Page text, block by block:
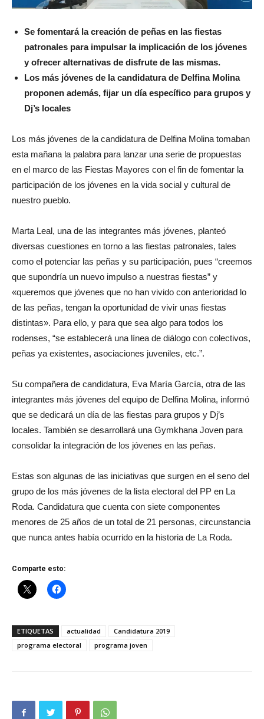
Se fomentará la creación de peñas en las fiestas
patronales para impulsar la implicación de los jóvenes
y ofrecer alternativas de disfrute de las mismas.
Los más jóvenes de la candidatura de Delfina Molina
proponen además, fijar un día específico para grupos y
Dj’s locales
Los más jóvenes de la candidatura de Delfina Molina tomaban
esta mañana la palabra para lanzar una serie de propuestas
en el marco de las Fiestas Mayores con el fin de fomentar la
participación de los jóvenes en la vida social y cultural de
nuestro pueblo.
Marta Leal, una de las integrantes más jóvenes, planteó
diversas cuestiones en torno a las fiestas patronales, tales
como el potenciar las peñas y su participación, pues “creemos
que supondría un nuevo impulso a nuestras fiestas” y
«queremos que jóvenes que no han vivido con anterioridad lo
de las peñas, tengan la oportunidad de vivir unas fiestas
distintas». Para ello, y para que sea algo para todos los
rodenses, “se establecerá una línea de diálogo con colectivos,
peñas ya existentes, asociaciones juveniles, etc.”.
Su compañera de candidatura, Eva María García, otra de las
integrantes más jóvenes del equipo de Delfina Molina, informó
que se dedicará un día de las fiestas para grupos y Dj’s
locales. También se desarrollará una Gymkhana Joven para
consolidar la integración de los jóvenes en las peñas.
Estas son algunas de las iniciativas que surgen en el seno del
grupo de los más jóvenes de la lista electoral del PP en La
Roda. Candidatura que cuenta con siete componentes
menores de 25 años de un total de 21 personas, circunstancia
que nunca antes había ocurrido en la historia de La Roda.
Comparte esto:
ETIQUETAS actualidad
Candidatura 2019
programa electoral
programa joven